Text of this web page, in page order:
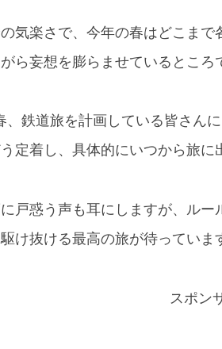
気楽さで、今年の春はどこま
ら妄想を膨らませているところ
、鉄道旅を計画している皆さん
定着し、具体的にいつから旅に
戸惑う声も耳にしますが、ル
け抜ける最高の旅が待っていま
スポン